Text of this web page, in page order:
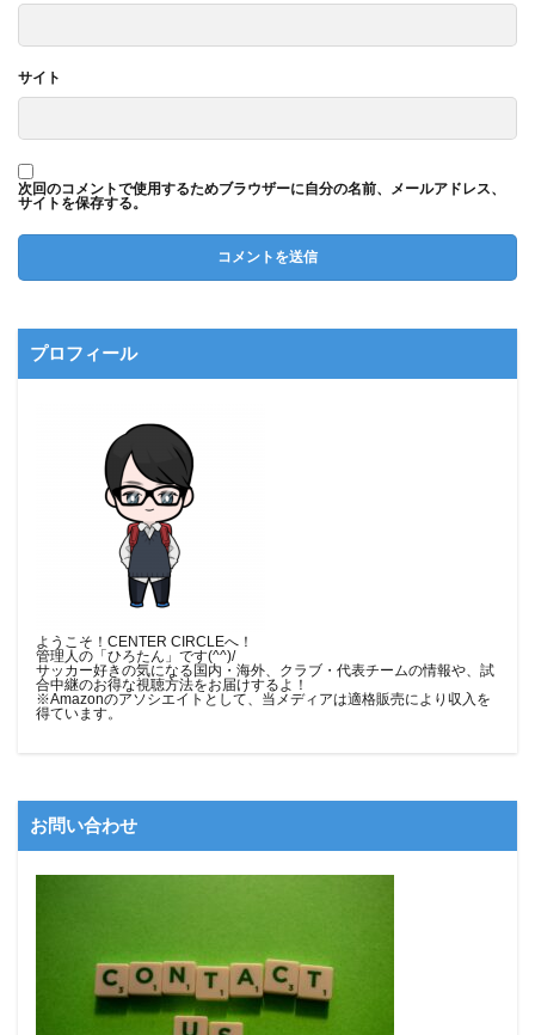
サイト
次回のコメントで使用するためブラウザーに自分の名前、メールアドレス、
サイトを保存する。
プロフィール
ようこそ！CENTER CIRCLEへ！
管理人の「ひろたん」です(^^)/
サッカー好きの気になる国内・海外、クラブ・代表チームの情報や、試
合中継のお得な視聴方法をお届けするよ！
※Amazonのアソシエイトとして、当メディアは適格販売により収入を
得ています。
お問い合わせ